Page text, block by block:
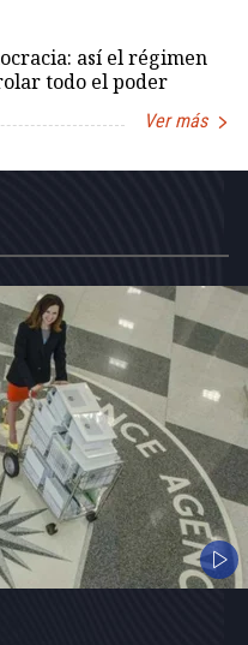
así el régimen
todo el poder
Ver más